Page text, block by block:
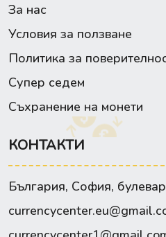
За нас
Условия за ползване
Политика за
Супер седем
Съхранение на монети
КОНТАКТИ
България, София,